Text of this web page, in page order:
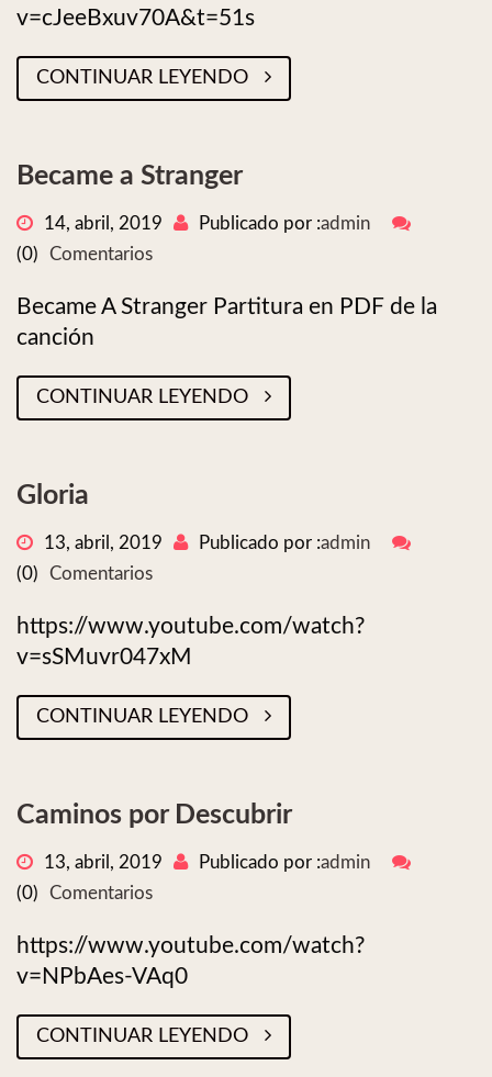
v=cJeeBxuv70A&t=51s
CONTINUAR LEYENDO
Became a Stranger
14, abril, 2019 Publicado por :admin
(0)
Comentarios
Became A Stranger Partitura en PDF de la
canción
CONTINUAR LEYENDO
Gloria
13, abril, 2019 Publicado por :admin
(0)
Comentarios
https://www.youtube.com/watch?
v=sSMuvr047xM
CONTINUAR LEYENDO
Caminos por Descubrir
13, abril, 2019 Publicado por :admin
(0)
Comentarios
https://www.youtube.com/watch?
v=NPbAes-VAq0
CONTINUAR LEYENDO